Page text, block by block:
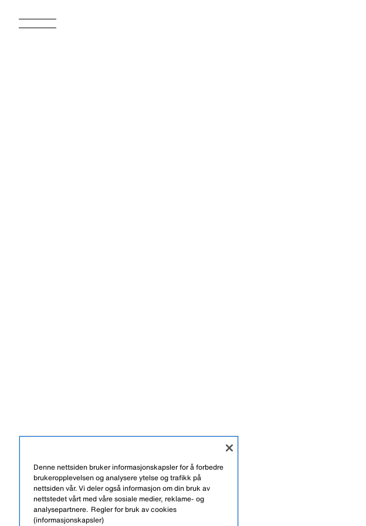
Denne nettsiden bruker informasjonskapsler for å forbedre
brukeropplevelsen og analysere ytelse og trafikk på
nettsiden vår. Vi deler også informasjon om din bruk av
nettstedet vårt med våre sosiale medier, reklame- og
analysepartnere. Regler for bruk av cookies
(informasjonskapsler)